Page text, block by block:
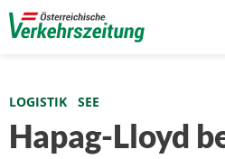
LOGISTIK SEE
Hapag-Lloyd